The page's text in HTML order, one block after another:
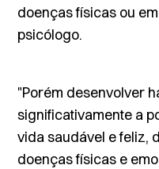
doenças físicas ou
psicólogo.
"Porém desenvolver
significativamente a
vida saudável e feliz,
doenças físicas e